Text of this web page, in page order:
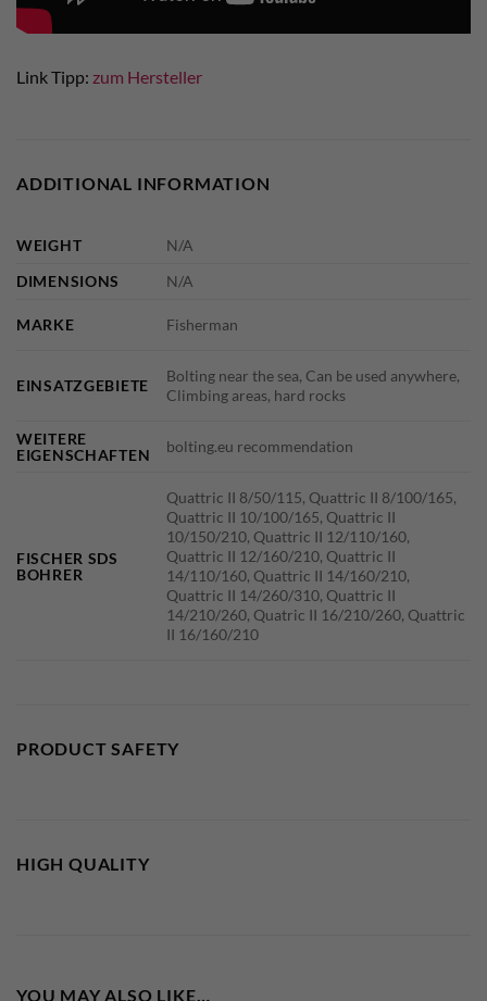
Link Tipp: zum Hersteller
ADDITIONAL INFORMATION
WEIGHT
N/A
DIMENSIONS
N/A
MARKE Fisherman
EINSATZGEBIETE
Bolting near the sea, Can be used anywhere,
Climbing areas, hard rocks
WEITERE
EIGENSCHAFTEN
bolting.eu recommendation
FISCHER SDS
BOHRER
Quattric II 8/50/115, Quattric II 8/100/165,
Quattric II 10/100/165, Quattric II
10/150/210, Quattric II 12/110/160,
Quattric II 12/160/210, Quattric II
14/110/160, Quattric II 14/160/210,
Quattric II 14/260/310, Quattric II
14/210/260, Quatric II 16/210/260, Quattric
II 16/160/210
PRODUCT SAFETY
HIGH QUALITY
YOU MAY ALSO LIKE…